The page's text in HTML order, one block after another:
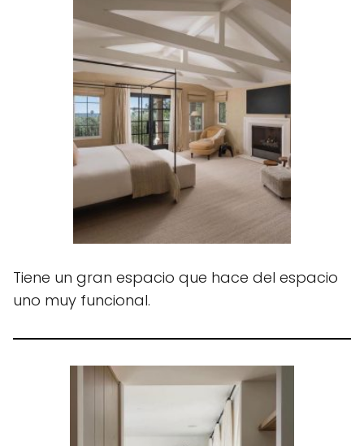
Tiene un gran espacio que hace del espacio
uno muy funcional.